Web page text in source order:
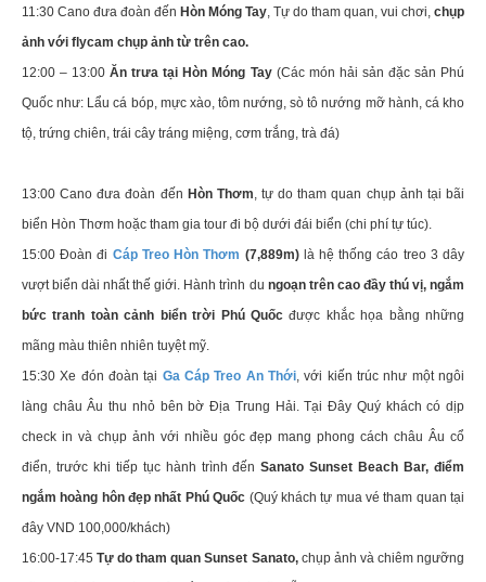
11:30 Cano đưa đoàn đến Hòn Móng Tay, Tự do tham quan, vui chơi, chụp
ảnh với flycam chụp ảnh từ trên cao.
12:00 – 13:00 Ăn trưa tại Hòn Móng Tay (Các món hải sản đặc sản Phú
Quốc như: Lẩu cá bóp, mực xào, tôm nướng, sò tô nướng mỡ hành, cá kho
tộ, trứng chiên, trái cây tráng miệng, cơm trắng, trà đá)
13:00 Cano đưa đoàn đến Hòn Thơm, tự do tham quan chụp ảnh tại bãi
biển Hòn Thơm hoặc tham gia tour đi bộ dưới đái biển (chi phí tự túc).
15:00 Đoàn đi Cáp Treo Hòn Thơm (7,889m)là hệ thống cáo treo 3 dây
vượt biển dài nhất thế giới. Hành trình du ngoạn trên cao đầy thú vị, ngắm
bức tranh toàn cảnh biển trời Phú Quốcđược khắc họa bằng những
mãng màu thiên nhiên tuyệt mỹ.
15:30 Xe đón đoàn tại Ga Cáp Treo An Thới, với kiến trúc như một ngôi
làng châu Âu thu nhỏ bên bờ Địa Trung Hải. Tại Đây Quý khách có dịp
check in và chụp ảnh với nhiều góc đẹp mang phong cách châu Âu cổ
điển, trước khi tiếp tục hành trình đếnSanato Sunset Beach Bar, điểm
ngắm hoàng hôn đẹp nhất Phú Quốc (Quý khách tự mua vé tham quan tại
đây VND 100,000/khách)
16:00-17:45 Tự do tham quan Sunset Sanato, chụp ảnh và chiêm ngưỡng